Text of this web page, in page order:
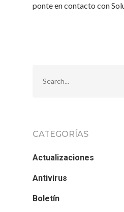
ponte en contacto con
CATEGORÍAS
Actualizaciones
Antivirus
Boletín